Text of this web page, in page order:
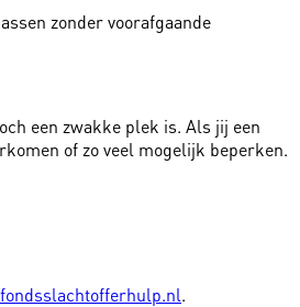
zonder voorafgaande
een zwakke plek is. Als jij een
of zo veel mogelijk beperken.
.